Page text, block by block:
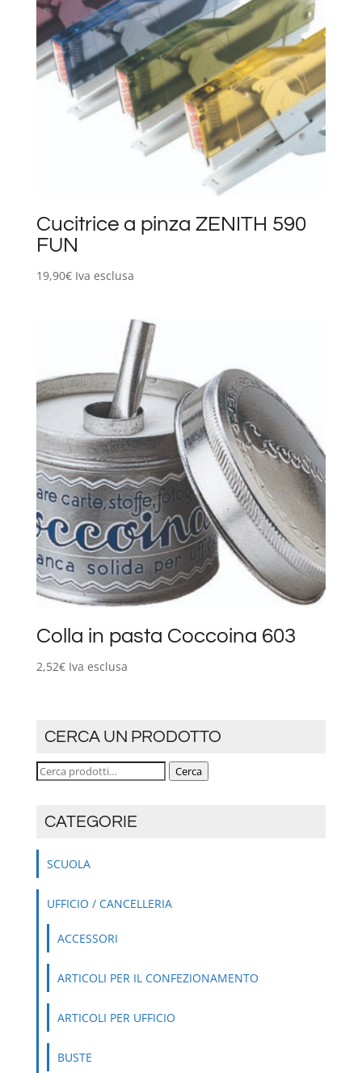
Cucitrice a pinza ZENITH 590
FUN
19,90€ Iva esclusa
Colla in pasta Coccoina 603
2,52€ Iva esclusa
CERCA UN PRODOTTO
Cerca: Cerca
CATEGORIE
SCUOLA
UFFICIO / CANCELLERIA
ACCESSORI
ARTICOLI PER IL CONFEZIONAMENTO
ARTICOLI PER UFFICIO
BUSTE